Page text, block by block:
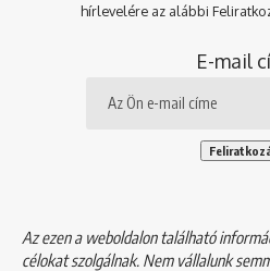
hírlevelére az alábbi
E-mail
Az ezen a weboldalon található
célokat szolgálnak. Nem vállalunk